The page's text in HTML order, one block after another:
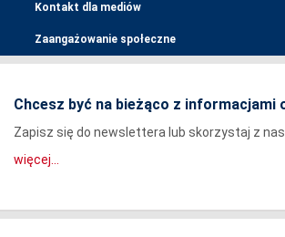
Kontakt dla mediów
Zaangażowanie społeczne
Chcesz być na bieżąco z informacjami
Zapisz się do newslettera lub skorzystaj z
więcej...